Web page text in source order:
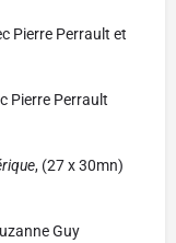
Pierre Perrault et
Pierre Perrault
, (27 x 30mn)
Guy